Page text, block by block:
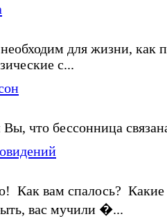
для жизни, как
с...
Вы, что бессонница
Как вам спалось?
вас мучили �...